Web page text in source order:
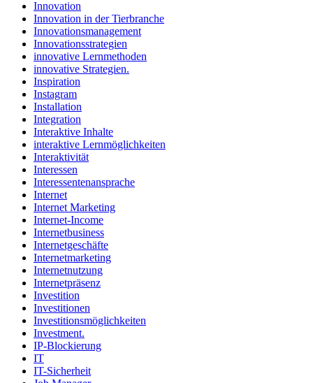
Innovation
Innovation in der Tierbranche
Innovationsmanagement
Innovationsstrategien
innovative Lernmethoden
innovative Strategien.
Inspiration
Instagram
Installation
Integration
Interaktive Inhalte
interaktive Lernmöglichkeiten
Interaktivität
Interessen
Interessentenansprache
Internet
Internet Marketing
Internet-Income
Internetbusiness
Internetgeschäfte
Internetmarketing
Internetnutzung
Internetpräsenz
Investition
Investitionen
Investitionsmöglichkeiten
Investment.
IP-Blockierung
IT
IT-Sicherheit